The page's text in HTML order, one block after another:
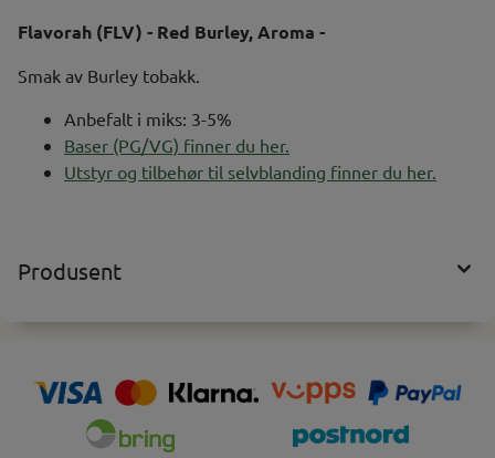
Flavorah (FLV) - Red Burley, Aroma -
Smak av Burley tobakk.
Anbefalt i miks: 3-5%
Baser (PG/VG) finner du her.
Utstyr og tilbehør til selvblanding finner du her.
Produsent